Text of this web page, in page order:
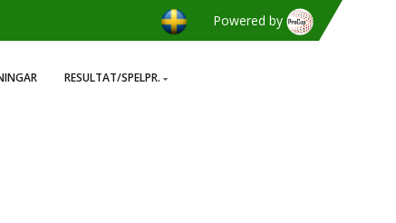
Powered by
RESULTAT/SPELPR.